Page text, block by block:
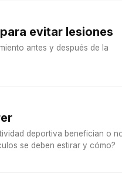
evitar lesiones
antes y después de la
deportiva benefician o
se deben estirar y cómo?